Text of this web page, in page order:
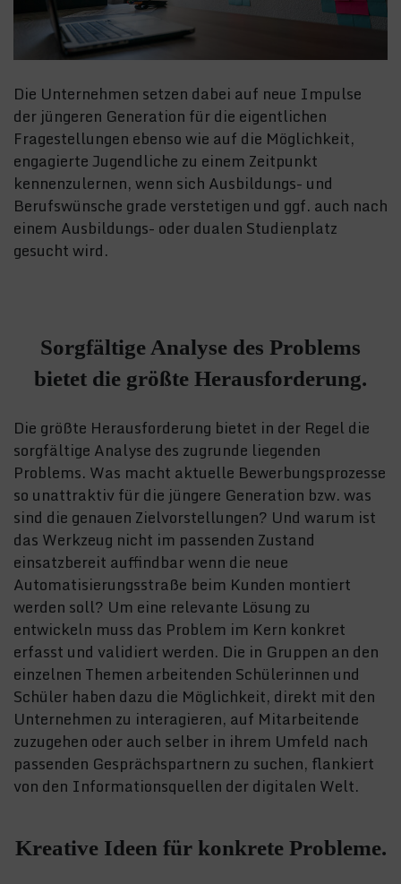
Die Unternehmen setzen dabei auf neue Impulse
der jüngeren Generation für die eigentlichen
Fragestellungen ebenso wie auf die Möglichkeit,
engagierte Jugendliche zu einem Zeitpunkt
kennenzulernen, wenn sich Ausbildungs- und
Berufswünsche grade verstetigen und ggf. auch nach
einem Ausbildungs- oder dualen Studienplatz
gesucht wird.
Sorgfältige Analyse des Problems
bietet die größte Herausforderung.
Die größte Herausforderung bietet in der Regel die
sorgfältige Analyse des zugrunde liegenden
Problems. Was macht aktuelle Bewerbungsprozesse
so unattraktiv für die jüngere Generation bzw. was
sind die genauen Zielvorstellungen? Und warum ist
das Werkzeug nicht im passenden Zustand
einsatzbereit auffindbar wenn die neue
Automatisierungsstraße beim Kunden montiert
werden soll? Um eine relevante Lösung zu
entwickeln muss das Problem im Kern konkret
erfasst und validiert werden. Die in Gruppen an den
einzelnen Themen arbeitenden Schülerinnen und
Schüler haben dazu die Möglichkeit, direkt mit den
Unternehmen zu interagieren, auf Mitarbeitende
zuzugehen oder auch selber in ihrem Umfeld nach
passenden Gesprächspartnern zu suchen, flankiert
von den Informationsquellen der digitalen Welt.
Kreative Ideen für konkrete Probleme.